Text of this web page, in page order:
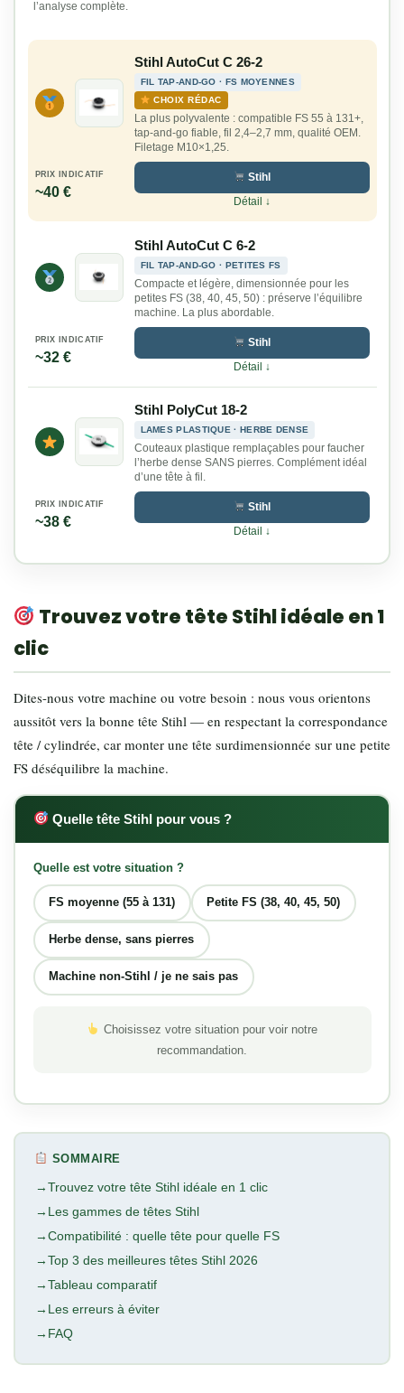
l’analyse complète.
Stihl AutoCut C 26-2
FIL TAP-AND-GO · FS MOYENNES
CHOIX RÉDAC
La plus polyvalente : compatible FS 55 à 131+,
tap-and-go fiable, fil 2,4–2,7 mm, qualité OEM.
Filetage M10×1,25.
PRIX INDICATIF
~40 €
Stihl
Détail ↓
Stihl AutoCut C 6-2
FIL TAP-AND-GO · PETITES FS
Compacte et légère, dimensionnée pour les
petites FS (38, 40, 45, 50) : préserve l’équilibre
machine. La plus abordable.
PRIX INDICATIF
~32 €
Stihl
Détail ↓
Stihl PolyCut 18-2
LAMES PLASTIQUE · HERBE DENSE
Couteaux plastique remplaçables pour faucher
l’herbe dense SANS pierres. Complément idéal
d’une tête à fil.
PRIX INDICATIF
~38 €
Stihl
Détail ↓
Trouvez votre tête Stihl idéale en 1
clic
Dites-nous votre machine ou votre besoin : nous vous orientons
aussitôt vers la bonne tête Stihl — en respectant la correspondance
tête / cylindrée, car monter une tête surdimensionnée sur une petite
FS déséquilibre la machine.
Quelle tête Stihl pour vous ?
Quelle est votre situation ?
FS moyenne (55 à 131) Petite FS (38, 40, 45, 50)
Herbe dense, sans pierres
Machine non-Stihl / je ne sais pas
Choisissez votre situation pour voir notre
recommandation.
SOMMAIRE
Trouvez votre tête Stihl idéale en 1 clic
Les gammes de têtes Stihl
Compatibilité : quelle tête pour quelle FS
Top 3 des meilleures têtes Stihl 2026
Tableau comparatif
Les erreurs à éviter
FAQ